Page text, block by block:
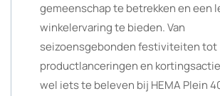
gemeenschap te betrekken en een
winkelervaring te bieden. Van
seizoensgebonden festiviteiten tot
productlanceringen en
wel iets te beleven bij HEMA Plein